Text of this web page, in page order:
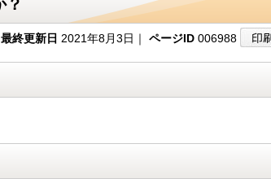
？
最終更新日 2021年8月3日｜ ページID 006988